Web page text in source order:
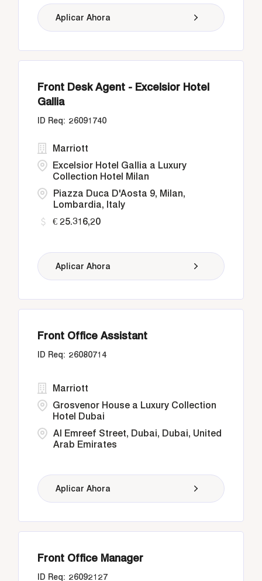
Aplicar Ahora
Front Desk Agent - Excelsior Hotel
Gallia
26091740
Piazza Duca D'Aosta 9, Milan,
Lombardia, Italy
Marriott
Excelsior Hotel Gallia a Luxury
Collection Hotel Milan
€ 25.316,20
Aplicar Ahora
Front Office Assistant
26080714
Al Emreef Street, Dubai, Dubai, United
Arab Emirates
Marriott
Grosvenor House a Luxury Collection
Hotel Dubai
Aplicar Ahora
Front Office Manager
26092127